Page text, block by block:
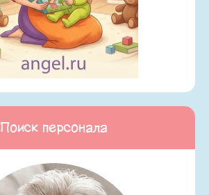
Поиск персонала